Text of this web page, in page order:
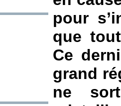
pour
que
Ce
grand
ne